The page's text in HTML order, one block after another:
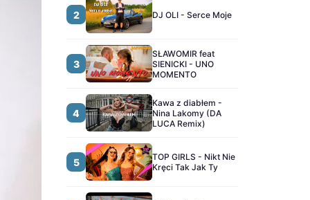
2 DJ OLI - Serce Moje
3
SŁAWOMIR feat
SIENICKI - UNO
MOMENTO
4
Kawa z diabłem -
Nina Lakomy (DA
LUCA Remix)
5
TOP GIRLS - Nikt Nie
Kręci Tak Jak Ty